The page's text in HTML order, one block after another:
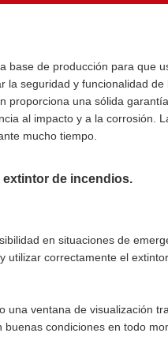
base de producción para
la seguridad y funcionalidad
proporciona una sólida
al impacto y a la
mucho tiempo.
de incendios.
en situaciones de
correctamente el
una ventana de visualización
condiciones en todo